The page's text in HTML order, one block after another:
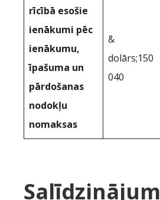
rīcībā esošie
ienākumi pēc
ienākumu,
īpašuma un
pārdošanas
nodokļu
nomaksas
&
dolārs;150
040